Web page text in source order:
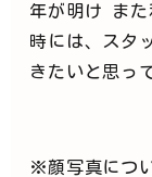
年が明け また
時には、スタ
きたいと思
※顔写真につ